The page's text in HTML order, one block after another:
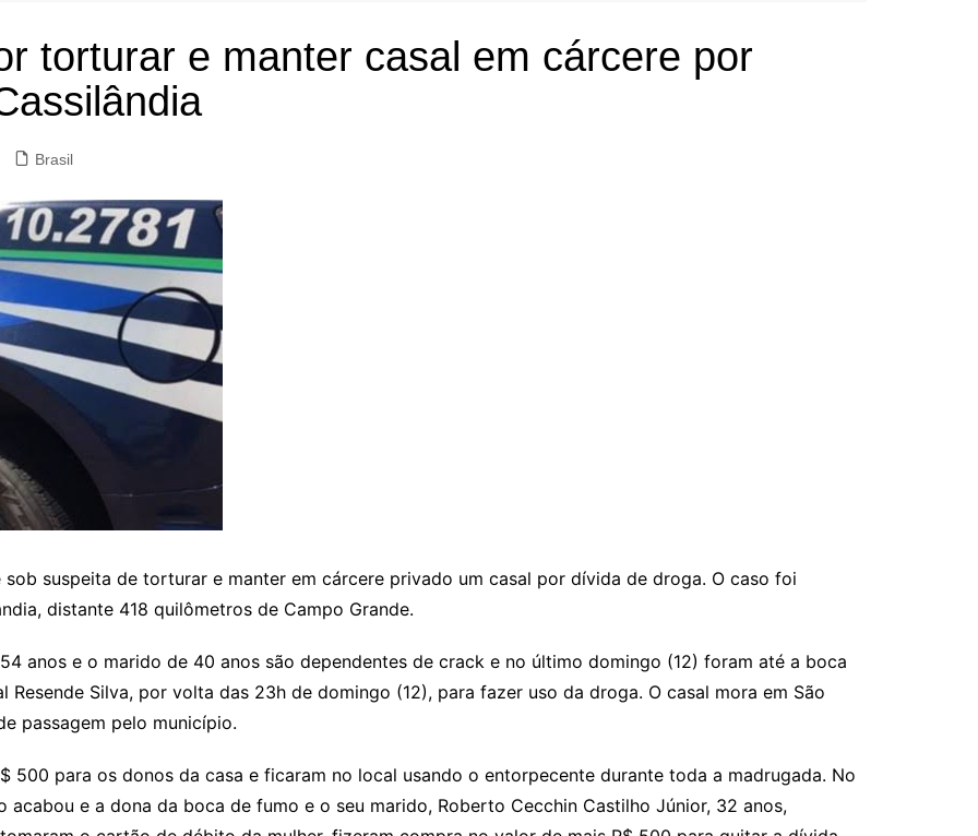
torturar e manter casal em cárcere por
Brasil
suspeita de torturar e manter em cárcere privado um casal por dívida de droga. O caso foi
distante 418 quilômetros de Campo Grande.
anos e o marido de 40 anos são dependentes de crack e no último domingo (12) foram até a boca
Resende Silva, por volta das 23h de domingo (12), para fazer uso da droga. O casal mora em São
passagem pelo município.
500 para os donos da casa e ficaram no local usando o entorpecente durante toda a madrugada. No
e a dona da boca de fumo e o seu marido, Roberto Cecchin Castilho Júnior, 32 anos,